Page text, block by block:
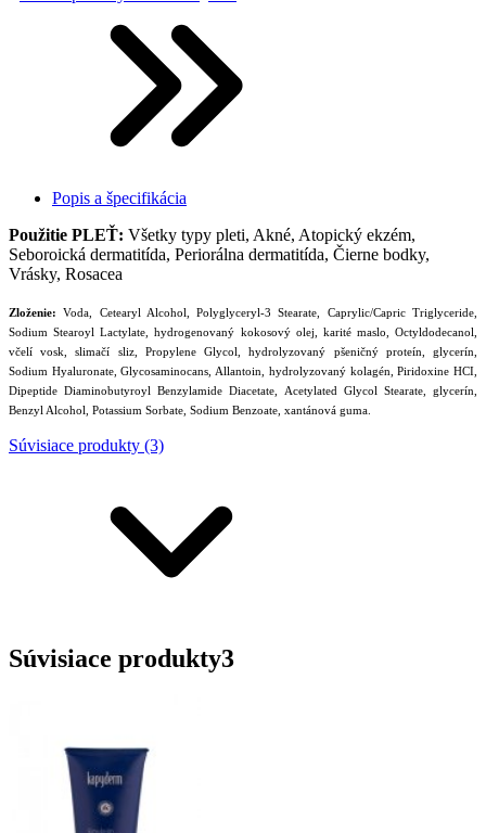
Popis a špecifikácia
Použitie PLEŤ: Všetky typy pleti, Akné, Atopický ekzém,
Seboroická dermatitída, Periorálna dermatitída, Čierne bodky,
Vrásky, Rosacea
Zloženie:Voda, Cetearyl Alcohol, Polyglyceryl-3 Stearate, Caprylic/Capric Triglyceride,
Sodium Stearoyl Lactylate, hydrogenovaný kokosový olej, karité maslo, Octyldodecanol,
včelí vosk, slimačí sliz, Propylene Glycol, hydrolyzovaný pšeničný proteín, glycerín,
Sodium Hyaluronate, Glycosaminocans, Allantoin, hydrolyzovaný kolagén, Piridoxine HCI,
Dipeptide Diaminobutyroyl Benzylamide Diacetate, Acetylated Glycol Stearate, glycerín,
Benzyl Alcohol, Potassium Sorbate, Sodium Benzoate, xantánová guma.
Súvisiace produkty (3)
Súvisiace produkty3